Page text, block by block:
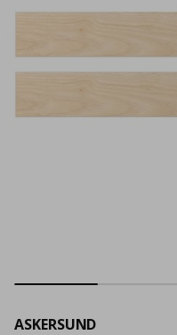
ASKERSUND